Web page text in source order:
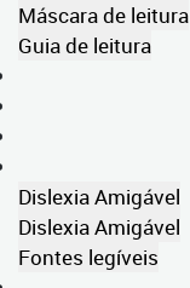
Máscara de leitura
Guia de leitura
Dislexia Amigável
Dislexia Amigável
Fontes legíveis